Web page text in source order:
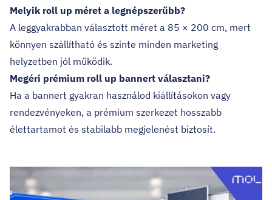
Melyik roll up méret a legnépszerűbb?
A leggyakrabban választott méret a 85 × 200 cm, mert
könnyen szállítható és szinte minden marketing
helyzetben jól működik.
Megéri prémium roll up bannert választani?
Ha a bannert gyakran használod kiállításokon vagy
rendezvényeken, a prémium szerkezet hosszabb
élettartamot és stabilabb megjelenést biztosít.